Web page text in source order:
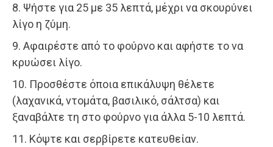
8. Ψήστε για 25 με 35 λεπτά, μέχρι να σκουρύνει
λίγο η ζύμη.
9. Αφαιρέστε από το φούρνο και αφήστε το να
κρυώσει λίγο.
10. Προσθέστε όποια επικάλυψη θέλετε
(λαχανικά, ντομάτα, βασιλικό, σάλτσα) και
ξαναβάλτε τη στο φούρνο για άλλα 5-10 λεπτά.
11. Κόψτε και σερβίρετε κατευθείαν.